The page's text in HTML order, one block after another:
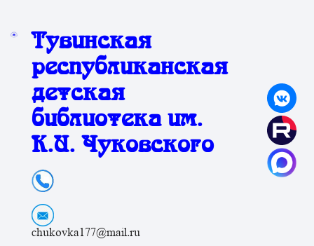
Тувинская
республиканская
детская
библиотека им.
К.И. Чуковского
chukovka177@mail.ru